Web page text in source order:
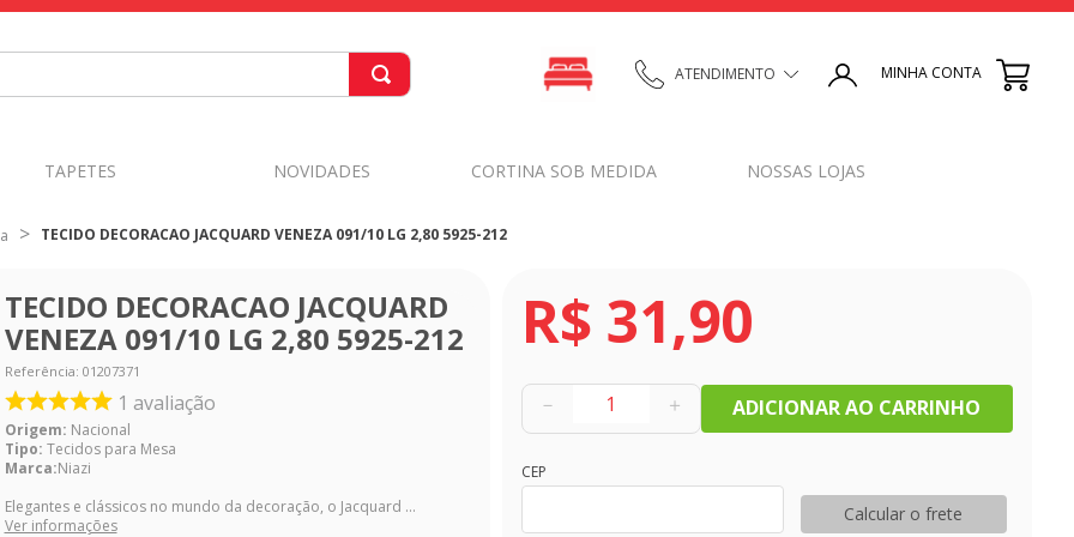
ATENDIMENTO MINHA CONTA
TAPETES NOVIDADES CORTINA SOB MEDIDA NOSSAS LOJAS
TECIDO DECORACAO JACQUARD VENEZA 091/10 LG 2,80 5925-212
TECIDO DECORACAO JACQUARD
VENEZA 091/10 LG 2,80 5925-212
Referência: 01207371
1 avaliação
Origem: Nacional
Tipo: Tecidos para Mesa
Marca:Niazi
Elegantes e clássicos no mundo da decoração, o Jacquard ...
Ver informações
R$ 31,90
＋
－ ADICIONAR AO CARRINHO
CEP
Calcular o frete